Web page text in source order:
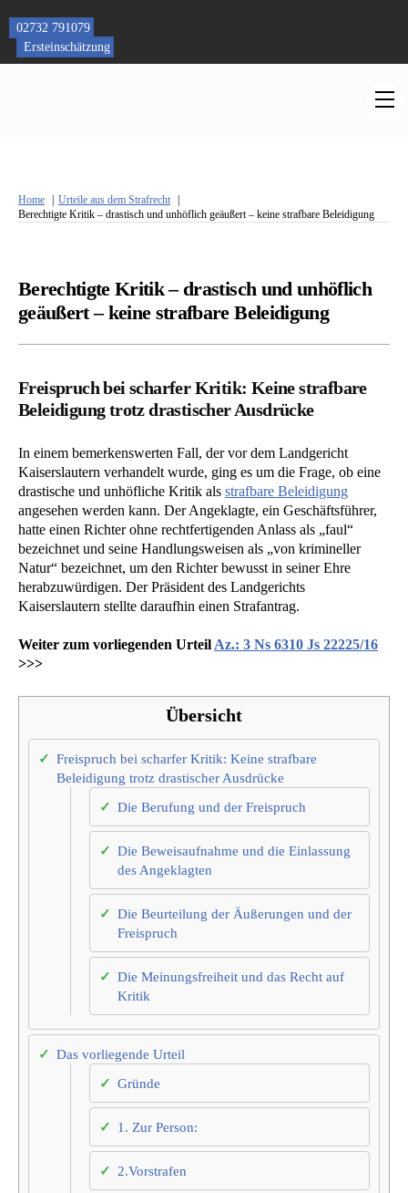
content
02732 791079
Ersteinschätzung
Home
Urteile aus dem Strafrecht
Berechtigte Kritik – drastisch und unhöflich geäußert – keine strafbare Beleidigung
Berechtigte Kritik – drastisch und unhöflich
geäußert – keine strafbare Beleidigung
Freispruch bei scharfer Kritik: Keine strafbare
Beleidigung trotz drastischer Ausdrücke
In einem bemerkenswerten Fall, der vor dem Landgericht
Kaiserslautern verhandelt wurde, ging es um die Frage, ob eine
drastische und unhöfliche Kritik als strafbare Beleidigung
angesehen werden kann. Der Angeklagte, ein Geschäftsführer,
hatte einen Richter ohne rechtfertigenden Anlass als „faul“
bezeichnet und seine Handlungsweisen als „von krimineller
Natur“ bezeichnet, um den Richter bewusst in seiner Ehre
herabzuwürdigen. Der Präsident des Landgerichts
Kaiserslautern stellte daraufhin einen Strafantrag.
Weiter zum vorliegenden Urteil Az.: 3 Ns 6310 Js 22225/16
>>>
Übersicht
Freispruch bei scharfer Kritik: Keine strafbare
Beleidigung trotz drastischer Ausdrücke
Die Berufung und der Freispruch
Die Beweisaufnahme und die Einlassung
des Angeklagten
Die Beurteilung der Äußerungen und der
Freispruch
Die Meinungsfreiheit und das Recht auf
Kritik
Das vorliegende Urteil
Gründe
1. Zur Person:
2.Vorstrafen